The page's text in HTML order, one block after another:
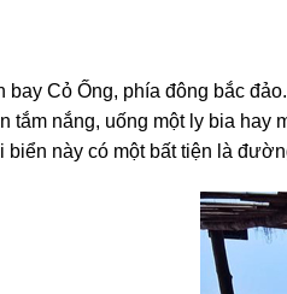
bay Cỏ Ống, phía đông bắc
tắm nắng, uống một ly bia hay
biển này có một bất tiện là